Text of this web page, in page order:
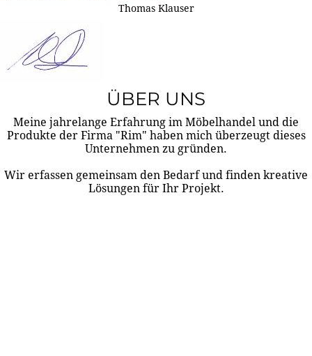
Thomas Klauser
ÜBER UNS
Meine jahrelange Erfahrung im Möbelhandel und die
Produkte der Firma "Rim" haben mich überzeugt dieses
Unternehmen zu gründen.
Wir erfassen gemeinsam den Bedarf und finden kreative
Lösungen für Ihr Projekt.